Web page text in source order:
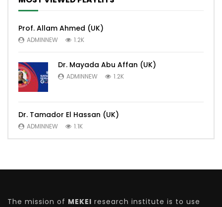
Prof. Allam Ahmed (UK)
ADMINNEW 1.2K
Dr. Mayada Abu Affan (UK)
ADMINNEW 1.2K
Dr. Tamador El Hassan (UK)
ADMINNEW 1.1K
The mission of MEKEI research institute is to use